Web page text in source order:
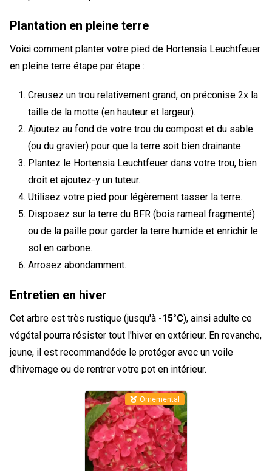
Plantation en pleine terre
Voici comment planter votre pied de Hortensia Leuchtfeuer
en pleine terre étape par étape :
Creusez un trou relativement grand, on préconise 2x la
taille de la motte (en hauteur et largeur).
Ajoutez au fond de votre trou du compost et du sable
(ou du gravier) pour que la terre soit bien drainante.
Plantez le Hortensia Leuchtfeuer dans votre trou, bien
droit et ajoutez-y un tuteur.
Utilisez votre pied pour légèrement tasser la terre.
Disposez sur la terre du BFR (bois rameal fragmenté)
ou de la paille pour garder la terre humide et enrichir le
sol en carbone.
Arrosez abondamment.
Entretien en hiver
Cet arbre est très rustique (jusqu'à -15°C), ainsi adulte ce
végétal pourra résister tout l'hiver en extérieur. En revanche,
jeune, il est recommandéde le protéger avec un voile
d'hivernage ou de rentrer votre pot en intérieur.
Ornemental